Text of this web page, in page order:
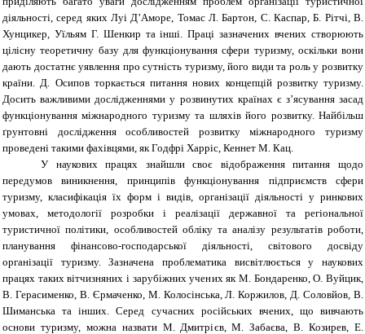
діяльності, серед яких Луі Д’Аморе, Томас Л. Бартон, С. Каспар, Б. Рітчі, В.
Хунцикер, Уїльям Г. Шенкир та інші. Праці зазначених вчених створюють
цілісну теоретичну базу для функціонування сфери туризму, оскільки вони
дають достатнє уявлення про сутність туризму, його види та роль у розвитку
країни. Д. Осипов торкається питання нових концепцій розвитку туризму.
Досить важливими дослідженнями у розвинутих країнах є з’ясування засад
функціонування міжнародного туризму та шляхів його розвитку. Найбільш
ґрунтовні дослідження особливостей розвитку міжнародного туризму
проведені такими фахівцями, як Годфрі Харріс, Кеннет М. Кац.
У наукових працях знайшли своє відображення питання щодо
передумов виникнення, принципів функціонування підприємств сфери
туризму, класифікація їх форм і видів, організації діяльності у ринкових
умовах, методології розробки і реалізації державної та регіональної
туристичної політики, особливостей обліку та аналізу результатів роботи,
планування фінансово-господарської діяльності, світового досвіду
організації туризму. Зазначена проблематика висвітлюється у наукових
працях таких вітчизняних і зарубіжних учених як М. Бондаренко, О. Вуйцик,
В. Герасименко, В. Єрмаченко, М. Колосінська, Л. Коржилов, Д. Соловйов, В.
Шиманська та інших. Серед сучасних російських вчених, що вивчають
основи туризму, можна назвати М. Дмитрієв, М. Забаєва, В. Козирев, Е.